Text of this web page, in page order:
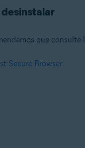
que
Secure Browser